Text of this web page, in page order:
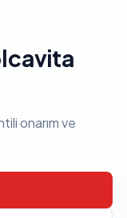
onarım ve